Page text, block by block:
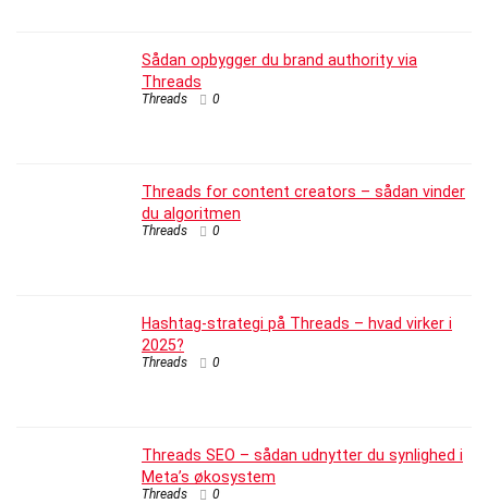
Sådan opbygger du brand authority via
Threads
Threads 0
Threads for content creators – sådan vinder
du algoritmen
Threads 0
Hashtag-strategi på Threads – hvad virker i
2025?
Threads 0
Threads SEO – sådan udnytter du synlighed i
Meta’s økosystem
Threads 0